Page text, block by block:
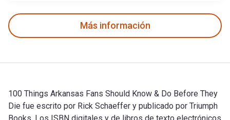
Más información
100 Things Arkansas Fans Should Know & Do Before They
Die fue escrito por Rick Schaeffer y publicado por Triumph
Books. Los ISBN digitales y de libros de texto electrónicos